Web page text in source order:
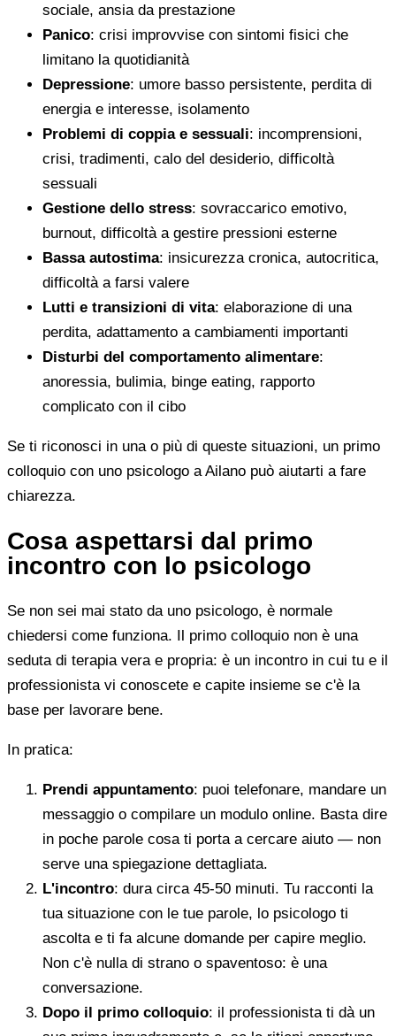
sociale, ansia da prestazione
Panico: crisi improvvise con sintomi fisici che
limitano la quotidianità
Depressione: umore basso persistente, perdita di
energia e interesse, isolamento
Problemi di coppia e sessuali: incomprensioni,
crisi, tradimenti, calo del desiderio, difficoltà
sessuali
Gestione dello stress: sovraccarico emotivo,
burnout, difficoltà a gestire pressioni esterne
Bassa autostima: insicurezza cronica, autocritica,
difficoltà a farsi valere
Lutti e transizioni di vita: elaborazione di una
perdita, adattamento a cambiamenti importanti
Disturbi del comportamento alimentare:
anoressia, bulimia, binge eating, rapporto
complicato con il cibo
Se ti riconosci in una o più di queste situazioni, un primo
colloquio con uno psicologo a Ailano può aiutarti a fare
chiarezza.
Cosa aspettarsi dal primo
incontro con lo psicologo
Se non sei mai stato da uno psicologo, è normale
chiedersi come funziona. Il primo colloquio non è una
seduta di terapia vera e propria: è un incontro in cui tu e il
professionista vi conoscete e capite insieme se c'è la
base per lavorare bene.
In pratica:
Prendi appuntamento: puoi telefonare, mandare un
messaggio o compilare un modulo online. Basta dire
in poche parole cosa ti porta a cercare aiuto — non
serve una spiegazione dettagliata.
L'incontro: dura circa 45-50 minuti. Tu racconti la
tua situazione con le tue parole, lo psicologo ti
ascolta e ti fa alcune domande per capire meglio.
Non c'è nulla di strano o spaventoso: è una
conversazione.
Dopo il primo colloquio: il professionista ti dà un